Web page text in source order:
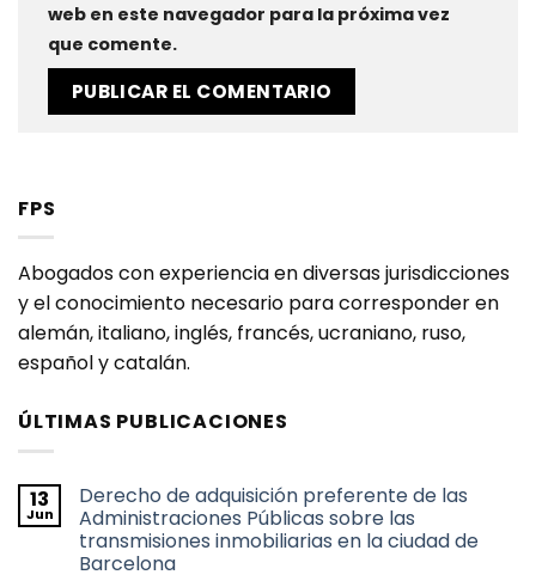
web en este navegador para la próxima vez
que comente.
FPS
Abogados con experiencia en diversas jurisdicciones
y el conocimiento necesario para corresponder en
alemán, italiano, inglés, francés, ucraniano, ruso,
español y catalán.
ÚLTIMAS PUBLICACIONES
13
Jun
Derecho de adquisición preferente de las
Administraciones Públicas sobre las
transmisiones inmobiliarias en la ciudad de
Barcelona